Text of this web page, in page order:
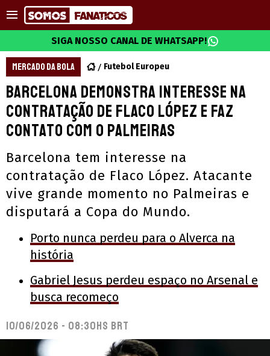
SIGA NOSSO CANAL DE WHATSAPP!
MERCADO DA BOLA Futebol Europeu
Barcelona demonstra interesse na
contratação de Flaco López e faz
contato com o Palmeiras
Barcelona tem interesse na
contratação de Flaco López. Atacante
vive grande momento no Palmeiras e
disputará a Copa do Mundo.
Porto nunca perdeu para o Alverca na
história
Gabriel Jesus perdeu espaço no Arsenal e
busca recomeço
10/06/2026 - 08:30hs BRT